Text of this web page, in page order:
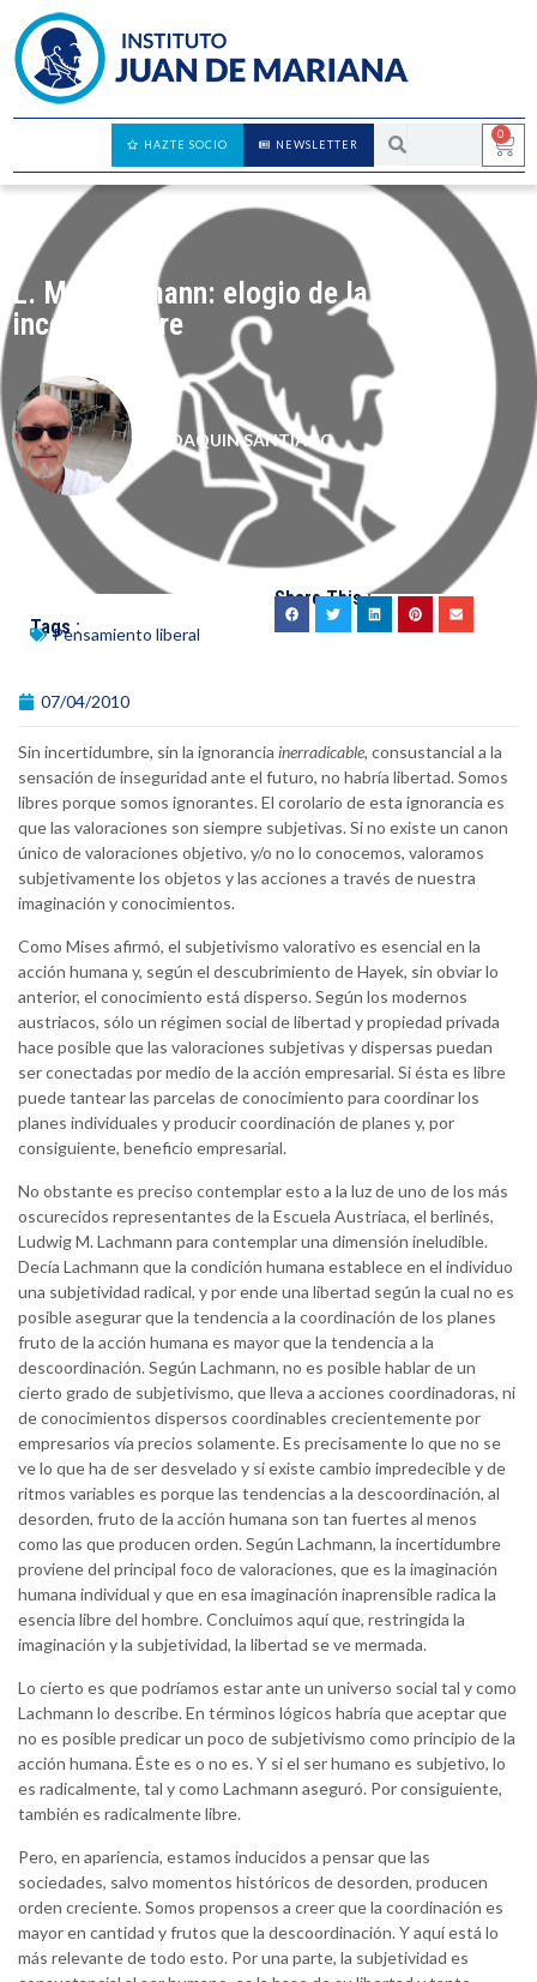
0
NEWSLETTER
HAZTE SOCIO
L. M. Lachmann: elogio de la
incertidumbre
JOAQUIN SANTIAGO
Tags :Pensamiento liberal
Share This :
07/04/2010
Sin incertidumbre, sin la ignorancia inerradicable, consustancial a la
sensación de inseguridad ante el futuro, no habría libertad. Somos
libres porque somos ignorantes. El corolario de esta ignorancia es
que las valoraciones son siempre subjetivas. Si no existe un canon
único de valoraciones objetivo, y/o no lo conocemos, valoramos
subjetivamente los objetos y las acciones a través de nuestra
imaginación y conocimientos.
Como Mises afirmó, el subjetivismo valorativo es esencial en la
acción humana y, según el descubrimiento de Hayek, sin obviar lo
anterior, el conocimiento está disperso. Según los modernos
austriacos, sólo un régimen social de libertad y propiedad privada
hace posible que las valoraciones subjetivas y dispersas puedan
ser conectadas por medio de la acción empresarial. Si ésta es libre
puede tantear las parcelas de conocimiento para coordinar los
planes individuales y producir coordinación de planes y, por
consiguiente, beneficio empresarial.
No obstante es preciso contemplar esto a la luz de uno de los más
oscurecidos representantes de la Escuela Austriaca, el berlinés,
Ludwig M. Lachmann para contemplar una dimensión ineludible.
Decía Lachmann que la condición humana establece en el individuo
una subjetividad radical, y por ende una libertad según la cual no es
posible asegurar que la tendencia a la coordinación de los planes
fruto de la acción humana es mayor que la tendencia a la
descoordinación. Según Lachmann, no es posible hablar de un
cierto grado de subjetivismo, que lleva a acciones coordinadoras, ni
de conocimientos dispersos coordinables crecientemente por
empresarios vía precios solamente. Es precisamente lo que no se
ve lo que ha de ser desvelado y si existe cambio impredecible y de
ritmos variables es porque las tendencias a la descoordinación, al
desorden, fruto de la acción humana son tan fuertes al menos
como las que producen orden. Según Lachmann, la incertidumbre
proviene del principal foco de valoraciones, que es la imaginación
humana individual y que en esa imaginación inaprensible radica la
esencia libre del hombre. Concluimos aquí que, restringida la
imaginación y la subjetividad, la libertad se ve mermada.
Lo cierto es que podríamos estar ante un universo social tal y como
Lachmann lo describe. En términos lógicos habría que aceptar que
no es posible predicar un poco de subjetivismo como principio de la
acción humana. Éste es o no es. Y si el ser humano es subjetivo, lo
es radicalmente, tal y como Lachmann aseguró. Por consiguiente,
también es radicalmente libre.
Pero, en apariencia, estamos inducidos a pensar que las
sociedades, salvo momentos históricos de desorden, producen
orden creciente. Somos propensos a creer que la coordinación es
mayor en cantidad y frutos que la descoordinación. Y aquí está lo
más relevante de todo esto. Por una parte, la subjetividad es